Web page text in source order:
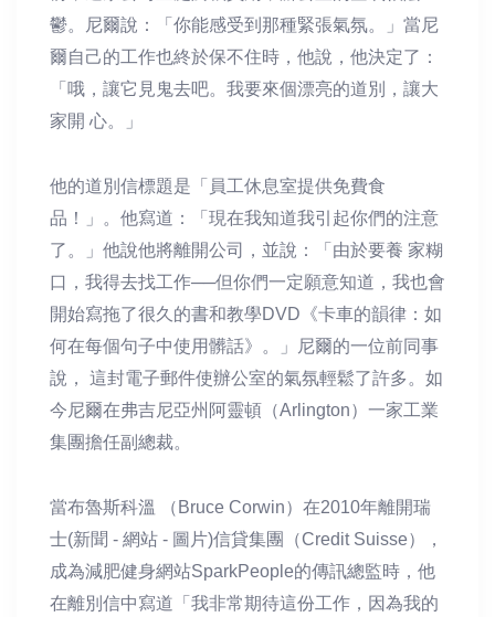
鬱。尼爾說：「你能感受到那種緊張氣氛。」當尼
爾自己的工作也終於保不住時，他說，他決定了：
「哦，讓它見鬼去吧。我要來個漂亮的道別，讓大
家開 心。」
他的道別信標題是「員工休息室提供免費食
品！」。他寫道：「現在我知道我引起你們的注意
了。」他說他將離開公司，並說：「由於要養 家糊
口，我得去找工作──但你們一定願意知道，我也會
開始寫拖了很久的書和教學DVD《卡車的韻律：如
何在每個句子中使用髒話》。」尼爾的一位前同事
說， 這封電子郵件使辦公室的氣氛輕鬆了許多。如
今尼爾在弗吉尼亞州阿靈頓（Arlington）一家工業
集團擔任副總裁。
當布魯斯科溫 （Bruce Corwin）在2010年離開瑞
士(新聞 - 網站 - 圖片)信貸集團（Credit Suisse），
成為減肥健身網站SparkPeople的傳訊總監時，他
在離別信中寫道「我非常期待這份工作，因為我的